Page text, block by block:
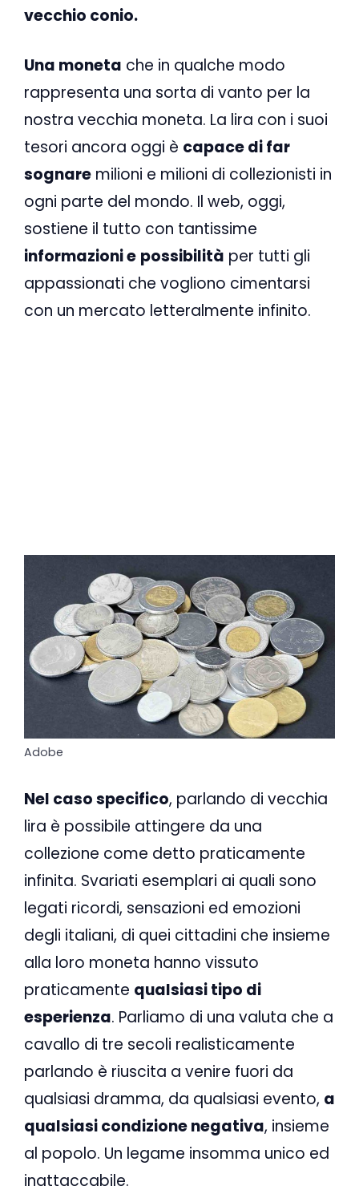
vecchio conio.
Una moneta che in qualche modo
rappresenta una sorta di vanto per la
nostra vecchia moneta. La lira con i suoi
tesori ancora oggi è capace di far
sognare milioni e milioni di collezionisti in
ogni parte del mondo. Il web, oggi,
sostiene il tutto con tantissime
informazioni e possibilità per tutti gli
appassionati che vogliono cimentarsi
con un mercato letteralmente infinito.
Adobe
Nel caso specifico, parlando di vecchia
lira è possibile attingere da una
collezione come detto praticamente
infinita. Svariati esemplari ai quali sono
legati ricordi, sensazioni ed emozioni
degli italiani, di quei cittadini che insieme
alla loro moneta hanno vissuto
praticamente qualsiasi tipo di
esperienza. Parliamo di una valuta che a
cavallo di tre secoli realisticamente
parlando è riuscita a venire fuori da
qualsiasi dramma, da qualsiasi evento, a
qualsiasi condizione negativa, insieme
al popolo. Un legame insomma unico ed
inattaccabile.